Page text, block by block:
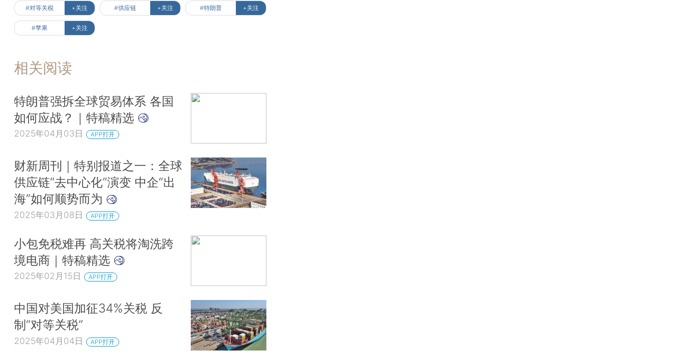
#对等关税 +关注 #供应链 +关注 #特朗普 +关注
#苹果 +关注
相关阅读
特朗普强拆全球贸易体系 各国
如何应战？｜特稿精选
2025年04月03日 APP打开
财新周刊｜特别报道之一：全球
供应链“去中心化”演变 中企“出
海”如何顺势而为
2025年03月08日 APP打开
小包免税难再 高关税将淘洗跨
境电商｜特稿精选
2025年02月15日 APP打开
中国对美国加征34%关税 反
制“对等关税”
2025年04月04日 APP打开